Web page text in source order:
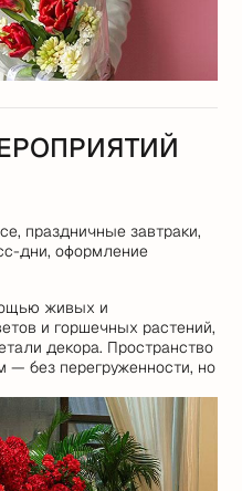
праздничные завтраки,
дни, оформление
живых и
и горшечных растений,
декора. Пространство
— без перегруженности, но